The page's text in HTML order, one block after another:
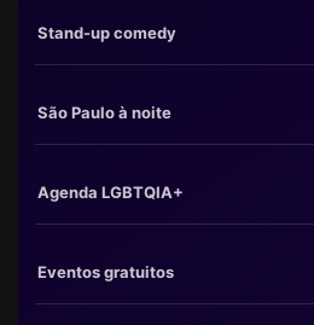
Stand-up comedy
São Paulo à noite
Agenda LGBTQIA+
Eventos gratuitos